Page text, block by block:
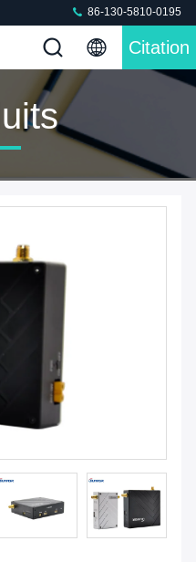
86-130-5810-0195
Citation